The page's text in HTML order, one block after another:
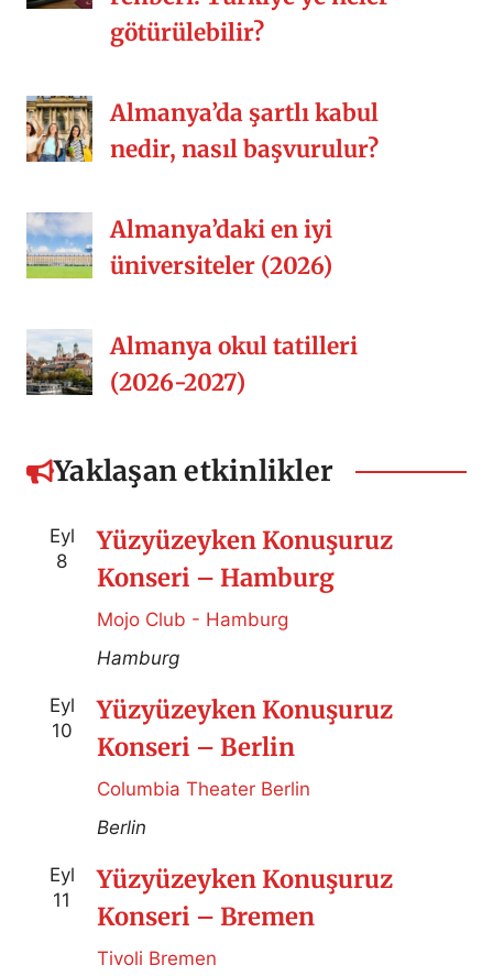
götürülebilir?
Almanya’da şartlı kabul
nedir, nasıl başvurulur?
Almanya’daki en iyi
üniversiteler (2026)
Almanya okul tatilleri
(2026-2027)
Yaklaşan etkinlikler
Eyl
8
Yüzyüzeyken Konuşuruz
Konseri – Hamburg
Mojo Club - Hamburg
Hamburg
Eyl
10
Yüzyüzeyken Konuşuruz
Konseri – Berlin
Columbia Theater Berlin
Berlin
Eyl
11
Yüzyüzeyken Konuşuruz
Konseri – Bremen
Tivoli Bremen